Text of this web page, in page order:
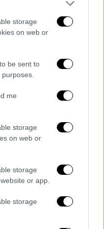
storage
on web or
be sent to
me
storage
on web or
storage
or app.
storage
πολιτική της
κυβερνητικές
γραμμή
την κοινωνίας.
πως «είμαστε
πληρώνουμε 7
το 2021, χάνουμε
μετοχών των
μισθών,
φορολογικό
θα πει επίσης
απαιτούν
Για την
και του χρέους,